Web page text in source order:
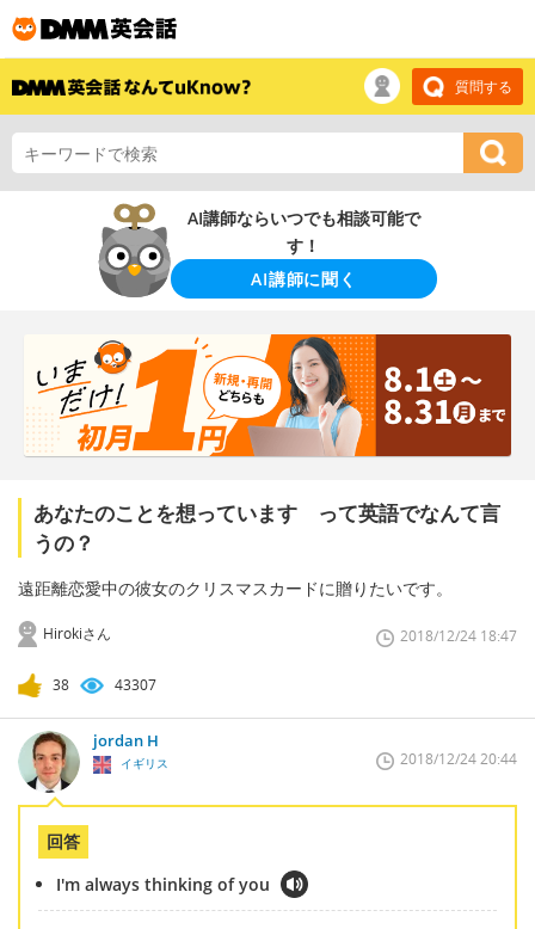
質問する
AI講師ならいつでも相談可能で
す！
AI講師に聞く
あなたのことを想っています って英語でなんて言
うの？
遠距離恋愛中の彼女のクリスマスカードに贈りたいです。
Hirokiさん 2018/12/24 18:47
38 43307
jordan H
イギリス 2018/12/24 20:44
回答
I'm always thinking of you